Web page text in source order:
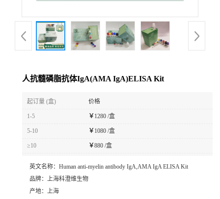
人抗髓磷脂抗体IgA(AMA IgA)ELISA Kit
起订量 (盒) 价格
1-5 ￥1280 /盒
5-10 ￥1080 /盒
≥10 ￥880 /盒
英文名称： Human anti-myelin antibody IgA,AMA IgA ELISA Kit
品牌：
上海科澄维生物
产地：
上海